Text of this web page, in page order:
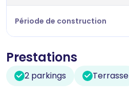
Période de construction
Prestations
2 parkings Terrasse